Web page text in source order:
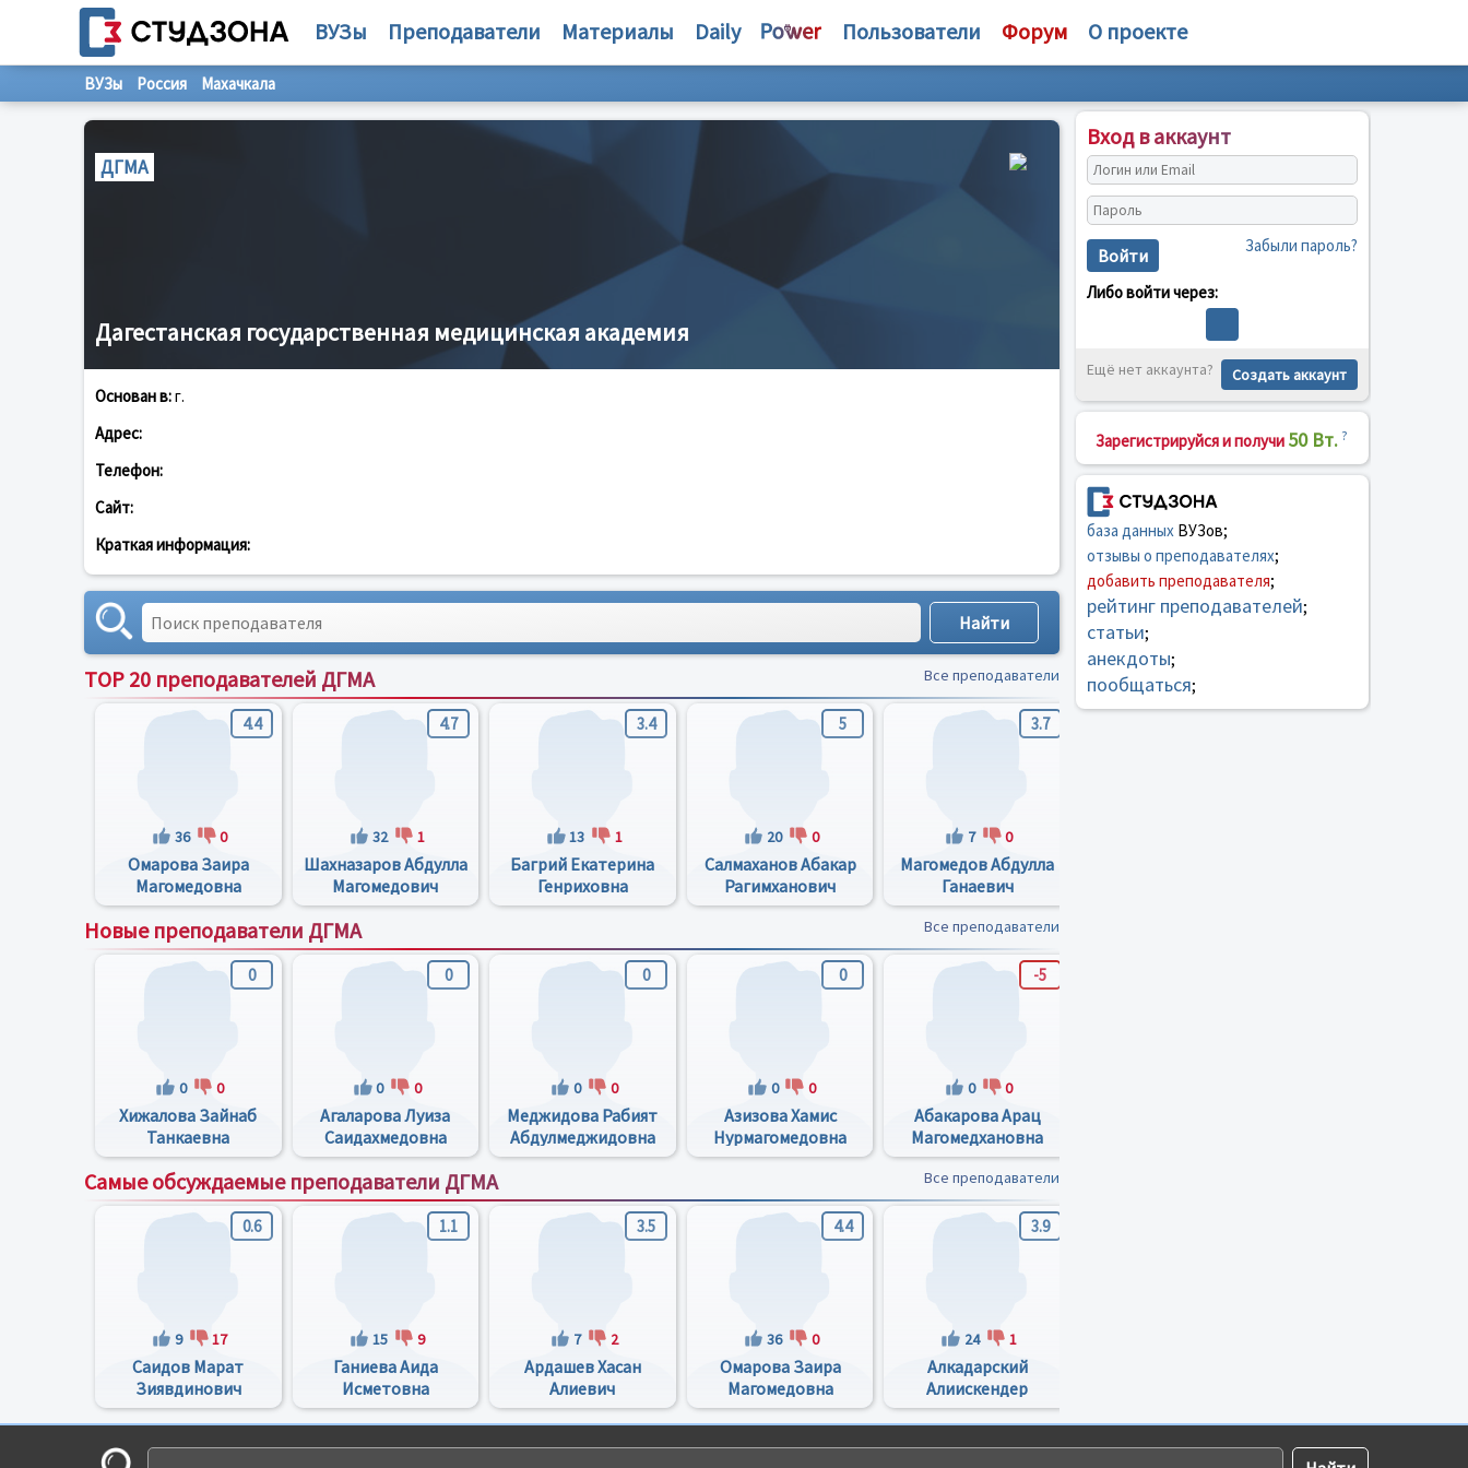
ВУЗы Преподаватели Материалы Daily Пользователи Форум О проекте
ВУЗы Россия Махачкала
ДГМА
Дагестанская государственная медицинская академия
Основан в:г.
Адрес:
Телефон:
Сайт:
Краткая информация:
TOP 20 преподавателей ДГМА Все преподаватели
4.4
36 0
Омарова Заира
Магомедовна
4.7
32 1
Шахназаров Абдулла
Магомедович
3.4
13 1
Багрий Екатерина
Генриховна
5
20 0
Салмаханов Абакар
Рагимханович
3.7
7 0
Магомедов Абдулла
Ганаевич
Новые преподаватели ДГМА Все преподаватели
0
0 0
Хижалова Зайнаб
Танкаевна
0
0 0
Агаларова Луиза
Саидахмедовна
0
0 0
Меджидова Рабият
Абдулмеджидовна
0
0 0
Азизова Хамис
Нурмагомедовна
-5
0 0
Абакарова Арац
Магомедхановна
Самые обсуждаемые преподаватели ДГМА Все преподаватели
0.6
9 17
Саидов Марат
Зиявдинович
1.1
15 9
Ганиева Аида
Исметовна
3.5
7 2
Ардашев Хасан
Алиевич
4.4
36 0
Омарова Заира
Магомедовна
3.9
24 1
Алкадарский
Алиискендер
Селимович
Вход в аккаунт
Войти Забыли пароль?
Либо войти через:
Ещё нет аккаунта? Создать аккаунт
Зарегистрируйся и получи 50 Вт. ?
база данныхВУЗов;
отзывы о преподавателях;
добавить преподавателя;
рейтинг преподавателей;
статьи;
анекдоты;
пообщаться;